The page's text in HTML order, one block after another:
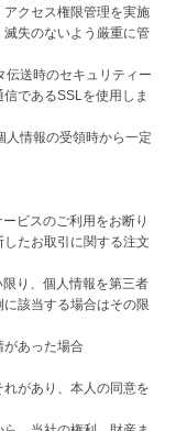
クセス権限管理を実施
失のないよう厳重に管
伝送時のセキュリティー
であるSSLを使用しま
人情報の受領時から一定
ビスのご利用をお断り
たお取引に関する注文
り、個人情報を第三者
該当する場合はその限
があった場合
があり、本人の同意を